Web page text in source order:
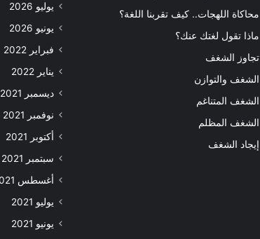
محاكاة اللهجات.. كيف تقربنا اللغة؟
ماذا تقول لغتك عنك؟
تجاوز الشغف
الشغف والتوازن
الشغف المتناغم
الشغف المظلم
إيجاد الشغف
يوليو 2026
يونيو 2026
فبراير 2022
يناير 2022
ديسمبر 2021
نوفمبر 2021
أكتوبر 2021
سبتمبر 2021
أغسطس 2021
يوليو 2021
يونيو 2021